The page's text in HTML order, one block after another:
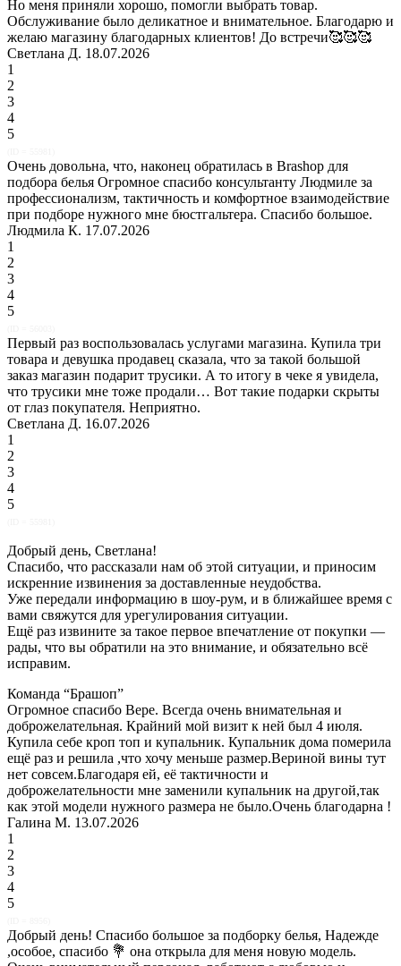
Но меня приняли хорошо, помогли выбрать товар.
Обслуживание было деликатное и внимательное. Благодарю и
желаю магазину благодарных клиентов! До встречи🥰🥰🥰
Светлана Д. 18.07.2026
1
2
3
4
5
Очень довольна, что, наконец обратилась в Brashop для
подбора белья Огромное спасибо консультанту Людмиле за
профессионализм, тактичность и комфортное взаимодействие
при подборе нужного мне бюстгальтера. Спасибо большое.
Людмила К. 17.07.2026
1
2
3
4
5
Первый раз воспользовалась услугами магазина. Купила три
товара и девушка продавец сказала, что за такой большой
заказ магазин подарит трусики. А то итогу в чеке я увидела,
что трусики мне тоже продали… Вот такие подарки скрыты
от глаз покупателя. Неприятно.
Светлана Д. 16.07.2026
1
2
3
4
5
Добрый день, Светлана!
Спасибо, что рассказали нам об этой ситуации, и приносим
искренние извинения за доставленные неудобства.
Уже передали информацию в шоу-рум, и в ближайшее время с
вами свяжутся для урегулирования ситуации.
Ещё раз извините за такое первое впечатление от покупки —
рады, что вы обратили на это внимание, и обязательно всё
исправим.
Команда “Брашоп”
Огромное спасибо Вере. Всегда очень внимательная и
доброжелательная. Крайний мой визит к ней был 4 июля.
Купила себе кроп топ и купальник. Купальник дома померила
ещё раз и решила ,что хочу меньше размер.Вериной вины тут
нет совсем.Благодаря ей, её тактичности и
доброжелательности мне заменили купальник на другой,так
как этой модели нужного размера не было.Очень благодарна !
Галина М. 13.07.2026
1
2
3
4
5
Добрый день! Спасибо большое за подборку белья, Надежде
,особое, спасибо 💐 она открыла для меня новую модель.